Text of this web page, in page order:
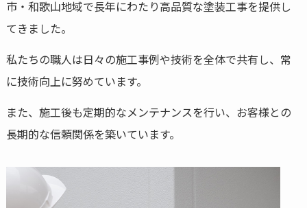
市・和歌山地域で長年にわたり高品質な塗装工事を提供し
てきました。
私たちの職人は日々の施工事例や技術を全体で共有し、常
に技術向上に努めています。
また、施工後も定期的なメンテナンスを行い、お客様との
長期的な信頼関係を築いています。